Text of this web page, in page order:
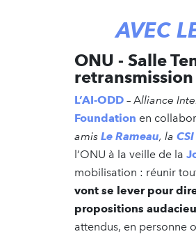
AVEC
ONU - Salle
L’AI-ODD – Alliance
Foundation en
amis Le Rameau, la
l’ONU à la veille de la J
mobilisation : réunir
vont se lever pour
propositions
attendus, en personne